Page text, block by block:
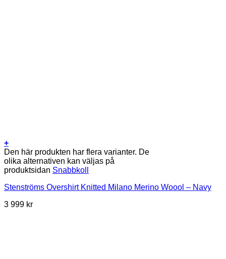
+
Den här produkten har flera varianter. De
olika alternativen kan väljas på
produktsidan Snabbkoll
Stenströms Overshirt Knitted Milano Merino Woool – Navy
3 999 kr